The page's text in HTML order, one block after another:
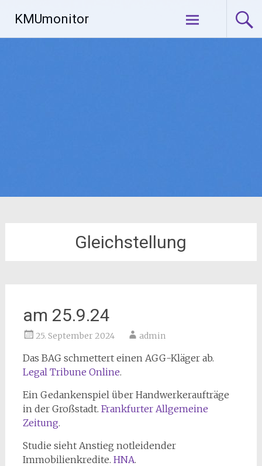
Inhalt
springen
KMUmonitor
Gleichstellung
am 25.9.24
25. September 2024 admin
Das BAG schmettert einen AGG-Kläger ab.
Legal Tribune Online.
Ein Gedankenspiel über Handwerkeraufträge
in der Großstadt. Frankfurter Allgemeine
Zeitung.
Studie sieht Anstieg notleidender
Immobilienkredite. HNA.